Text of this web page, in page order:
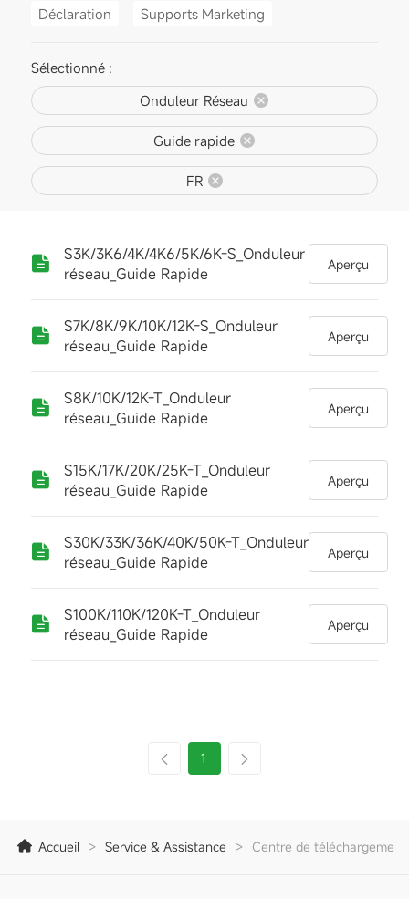
Déclaration Supports Marketing
Sélectionné :
Onduleur Réseau
Guide rapide
FR
S3K/3K6/4K/4K6/5K/6K-S_Onduleur
réseau_Guide Rapide
Aperçu
S7K/8K/9K/10K/12K-S_Onduleur
réseau_Guide Rapide
Aperçu
S8K/10K/12K-T_Onduleur
réseau_Guide Rapide
Aperçu
S15K/17K/20K/25K-T_Onduleur
réseau_Guide Rapide
Aperçu
S30K/33K/36K/40K/50K-T_Onduleur
réseau_Guide Rapide
Aperçu
S100K/110K/120K-T_Onduleur
réseau_Guide Rapide
Aperçu
1
Accueil > Service & Assistance > Centre de téléchargement